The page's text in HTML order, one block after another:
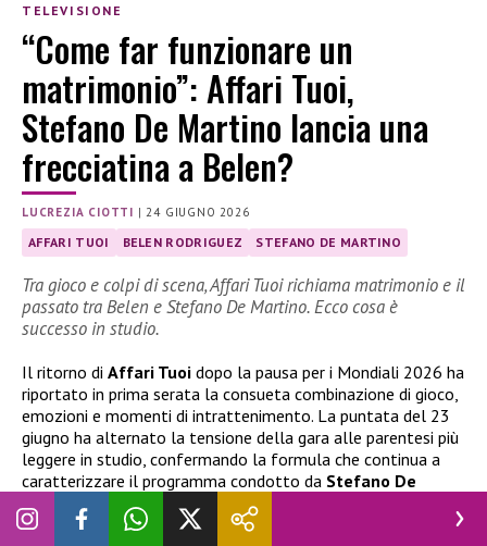
TELEVISIONE
“Come far funzionare un
matrimonio”: Affari Tuoi,
Stefano De Martino lancia una
frecciatina a Belen?
LUCREZIA CIOTTI | 24 GIUGNO 2026
AFFARI TUOI BELEN RODRIGUEZ STEFANO DE MARTINO
Tra gioco e colpi di scena, Affari Tuoi richiama matrimonio e il
passato tra Belen e Stefano De Martino. Ecco cosa è
successo in studio.
Il ritorno di Affari Tuoi dopo la pausa per i Mondiali 2026 ha
riportato in prima serata la consueta combinazione di gioco,
emozioni e momenti di intrattenimento. La puntata del 23
giugno ha alternato la tensione della gara alle parentesi più
leggere in studio, confermando la formula che continua a
caratterizzare il programma condotto da Stefano De
Martino, tra riferimenti al matrimonio
storia con
Belen Rodriguez.